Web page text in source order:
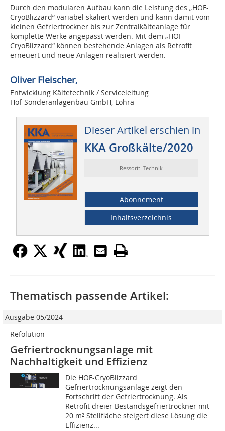
Durch den modularen Aufbau kann die Leistung des „HOF-
CryoBlizzard“ variabel skaliert werden und kann damit vom
kleinen Gefriertrockner bis zur Zentralkälteanlage für
komplette Werke angepasst werden. Mit dem „HOF-
CryoBlizzard“ können bestehende Anlagen als Retrofit
erneuert und neue Anlagen realisiert werden.
Oliver Fleischer,
Entwicklung Kältetechnik / Serviceleitung
Hof-Sonderanlagenbau GmbH, Lohra
Dieser Artikel erschien in
KKA Großkälte/2020
Ressort: Technik
Abonnement
Inhaltsverzeichnis
Thematisch passende Artikel:
Ausgabe 05/2024
Refolution
Gefriertrocknungsanlage mit
Nachhaltigkeit und Effizienz
Die HOF-CryoBlizzard
Gefriertrocknungsanlage zeigt den
Fortschritt der Gefriertrocknung. Als
Retrofit dreier Bestandsgefriertrockner mit
20 m² Stellfläche steigert diese Lösung die
Effizienz...